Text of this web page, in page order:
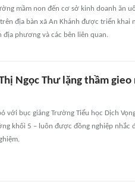
mầm non đến cơ sở kinh doanh ăn
trên địa bàn xã An Khánh được triển
địa phương và các bên liên quan.
Ngọc Thư lặng thầm
với bục giảng Trường Tiểu học Dịch
khối 5 – luôn được đồng nghiệp nhắc